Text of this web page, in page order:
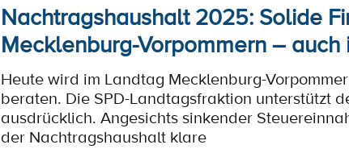
Nachtragshaushalt 2025: Solide
Mecklenburg-Vorpommern –
Heute wird im Landtag Mecklenburg-
beraten. Die SPD-Landtagsfraktion unterstützt
ausdrücklich. Angesichts sinkender
der Nachtragshaushalt klare